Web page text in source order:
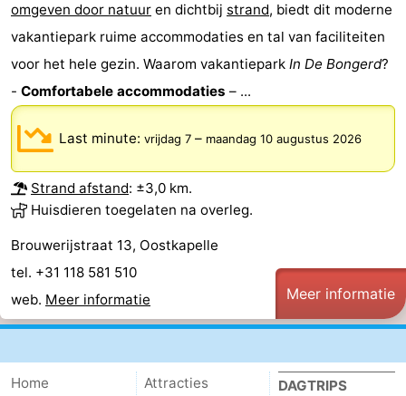
omgeven door natuur en dichtbij strand, biedt dit moderne
vakantiepark ruime accommodaties en tal van faciliteiten
voor het hele gezin. Waarom vakantiepark In De Bongerd?
- Comfortabele accommodaties – ...
Last minute: vrijdag 7 – maandag 10 augustus 2026
Strand afstand: ±3,0 km.
Huisdieren toegelaten na overleg.
Brouwerijstraat 13, Oostkapelle
tel. +31 118 581 510
web. Meer informatie Meer informatie
Home
Attracties
DAGTRIPS